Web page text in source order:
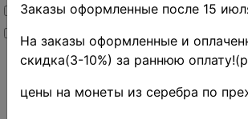
Товары в наличии
Новинки
»
Заказы оформленные после 15
На заказы оформленные и
скидка(3-10%) за раннюю
цены на монеты из серебра по